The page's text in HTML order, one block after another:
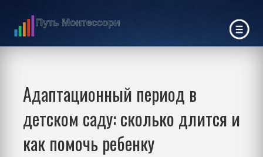
Адаптационный период в
детском саду: сколько длится и
как помочь ребенку